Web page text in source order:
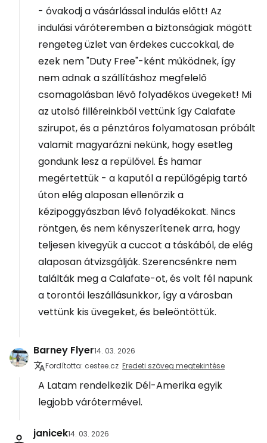
- óvakodj a vásárlással indulás előtt! Az
indulási váróteremben a biztonságiak mögött
rengeteg üzlet van érdekes cuccokkal, de
ezek nem "Duty Free"-ként működnek, így
nem adnak a szállításhoz megfelelő
csomagolásban lévő folyadékos üvegeket! Mi
az utolsó filléreinkből vettünk így Calafate
szirupot, és a pénztáros folyamatosan próbált
valamit magyarázni nekünk, hogy esetleg
gondunk lesz a repülővel. És hamar
megértettük - a kaputól a repülőgépig tartó
úton elég alaposan ellenőrzik a
kézipoggyászban lévő folyadékokat. Nincs
röntgen, és nem kényszerítenek arra, hogy
teljesen kivegyük a cuccot a táskából, de elég
alaposan átvizsgálják. Szerencsénkre nem
találták meg a Calafate-ot, és volt fél napunk
a torontói leszállásunkkor, így a városban
vettünk kis üvegeket, és beleöntöttük.
Barney Flyer14. 03. 2026
Fordította: cestee.cz Eredeti szöveg megtekintése
A Latam rendelkezik Dél-Amerika egyik
legjobb várótermével.
janicek14. 03. 2026